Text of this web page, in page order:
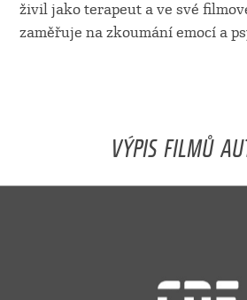
živil jako terapeut a ve své
zaměřuje na zkoumání emocí a
VÝPIS FILMŮ